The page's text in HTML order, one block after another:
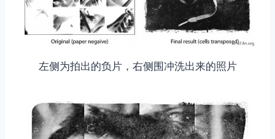
左侧为拍出的负片，右侧围冲洗出来的照片